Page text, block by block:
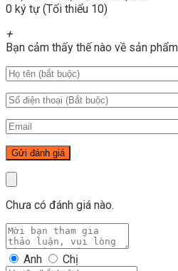
0 ký tự (Tối thiểu 10)
+
Bạn cảm thấy thế nào về sản
Chưa có đánh giá nào.
Anh Chị